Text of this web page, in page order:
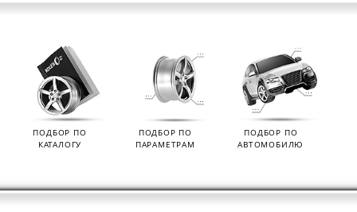
ПОДБОР ПО
КАТАЛОГУ
ПОДБОР ПО
ПАРАМЕТРАМ
ПОДБОР ПО
АВТОМОБИЛЮ